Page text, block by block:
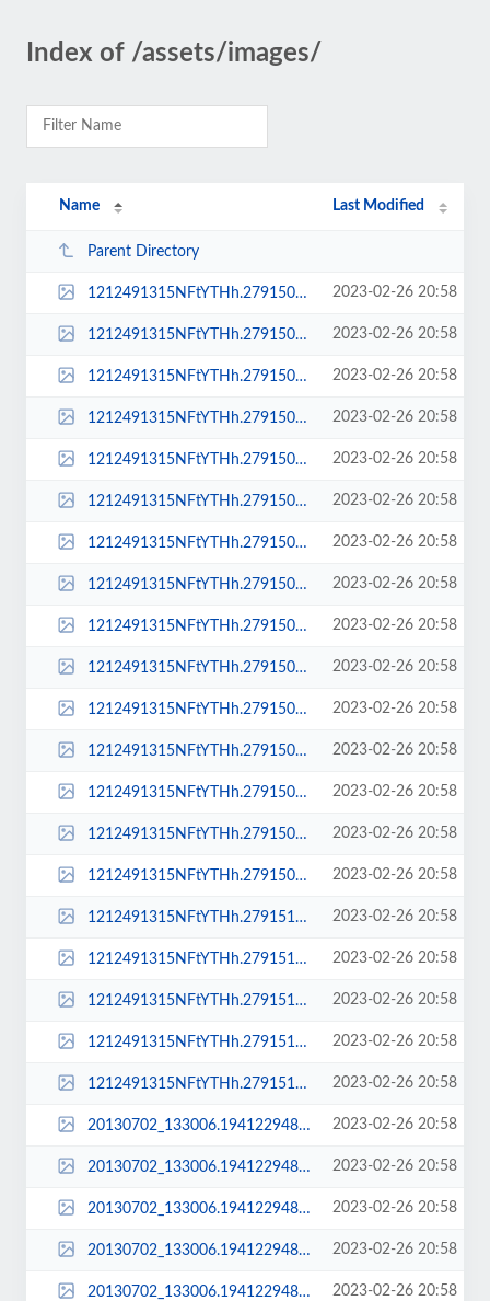
Index of /assets/images/
Name Last Modified
Parent Directory
1212491315NFtYTHh.279150444.jpg 2023-02-26 20:58
1212491315NFtYTHh.279150444_large.jpg 2023-02-26 20:58
1212491315NFtYTHh.279150444_sq_thumb_m.jpg 2023-02-26 20:58
1212491315NFtYTHh.279150444_sq_thumb_s.jpg 2023-02-26 20:58
1212491315NFtYTHh.279150444_std.jpg 2023-02-26 20:58
1212491315NFtYTHh.279150707.jpg 2023-02-26 20:58
1212491315NFtYTHh.279150707_large.jpg 2023-02-26 20:58
1212491315NFtYTHh.279150707_sq_thumb_m.jpg 2023-02-26 20:58
1212491315NFtYTHh.279150707_sq_thumb_s.jpg 2023-02-26 20:58
1212491315NFtYTHh.279150707_std.jpg 2023-02-26 20:58
1212491315NFtYTHh.279150758.jpg 2023-02-26 20:58
1212491315NFtYTHh.279150758_large.jpg 2023-02-26 20:58
1212491315NFtYTHh.279150758_sq_thumb_m.jpg 2023-02-26 20:58
1212491315NFtYTHh.279150758_sq_thumb_s.jpg 2023-02-26 20:58
1212491315NFtYTHh.279150758_std.jpg 2023-02-26 20:58
1212491315NFtYTHh.279151019.jpg 2023-02-26 20:58
1212491315NFtYTHh.279151019_large.jpg 2023-02-26 20:58
1212491315NFtYTHh.279151019_sq_thumb_m.jpg 2023-02-26 20:58
1212491315NFtYTHh.279151019_sq_thumb_s.jpg 2023-02-26 20:58
1212491315NFtYTHh.279151019_std.jpg 2023-02-26 20:58
20130702_133006.194122948.jpg 2023-02-26 20:58
20130702_133006.194122948_large.jpg 2023-02-26 20:58
20130702_133006.194122948_sq_thumb_m.jpg 2023-02-26 20:58
20130702_133006.194122948_sq_thumb_s.jpg 2023-02-26 20:58
20130702_133006.194122948_std.jpg 2023-02-26 20:58